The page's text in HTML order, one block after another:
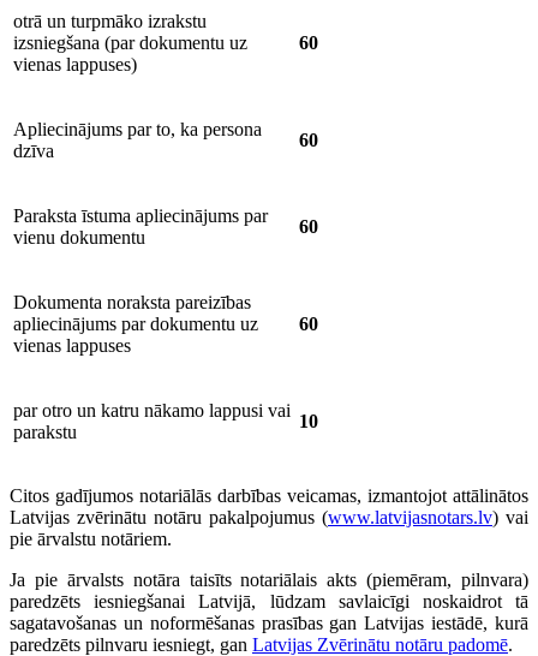
otrā un turpmāko izrakstu
izsniegšana (par dokumentu uz
vienas lappuses)
60
Apliecinājums par to, ka persona
dzīva
60
Paraksta īstuma apliecinājums par
vienu dokumentu
60
Dokumenta noraksta pareizības
apliecinājums par dokumentu uz
vienas lappuses
60
par otro un katru nākamo lappusi vai
parakstu
10
Citos gadījumos notariālās darbības veicamas, izmantojot attālinātos
Latvijas zvērinātu notāru pakalpojumus (www.latvijasnotars.lv) vai
pie ārvalstu notāriem.
Ja pie ārvalsts notāra taisīts notariālais akts (piemēram, pilnvara)
paredzēts iesniegšanai Latvijā, lūdzam savlaicīgi noskaidrot tā
sagatavošanas un noformēšanas prasības gan Latvijas iestādē, kurā
paredzēts pilnvaru iesniegt, gan Latvijas Zvērinātu notāru padomē.